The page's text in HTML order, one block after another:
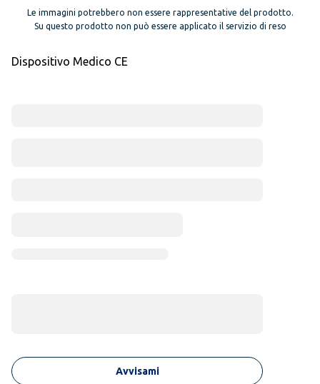
Le immagini potrebbero non essere rappresentative del prodotto.
Su questo prodotto non può essere applicato il servizio di reso
Dispositivo Medico CE
Avvisami